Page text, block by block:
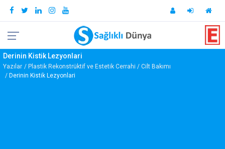
Derinin Kistik Lezyonlari
Yazılar Plastik Rekonstrüktif ve Estetik Cerrahi
Cilt Bakımı
Derinin Kistik Lezyonlari